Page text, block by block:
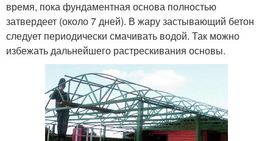
время, пока фундаментная основа полностью
затвердеет (около 7 дней). В жару застывающий бетон
следует периодически смачивать водой. Так можно
избежать дальнейшего растрескивания основы.